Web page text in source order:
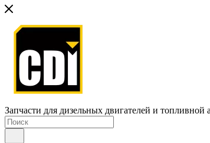
Запчасти для дизельных двигателей и топливной